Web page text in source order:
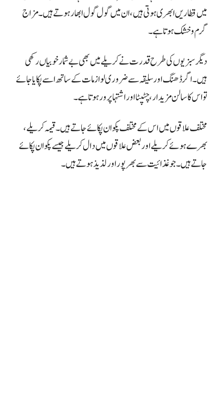
میں قطاریں ابھری ہوتی ہیں، ان میں گول گول ابھار ہوتے ہیں۔ مزاج
گرم و خشک ہوتا ہے۔
دیگر سبزیوں کی طرح قدرت نے کریلے میں بھی بے شمار خوبیاں رکھی
ہیں۔اگر ڈھنگ اور سلیقہ سے ضروری لوازمات کے ساتھ اسے پکایا جائے
تو اس کا سالن مزیدار، چٹپٹا اور اشتہا پرور ہوتا ہے۔
مختلف علاقوں میں اس کے مختلف پکوان پکائے جاتے ہیں۔ قیمہ کریلے،
بھرے ہوئے کریلے اور بعض علاقوں میں دال کریلے جیسے پکوان پکائے
جاتے ہیں۔ جو غذائیت سے بھرپور اور لذیذ ہوتے ہیں۔